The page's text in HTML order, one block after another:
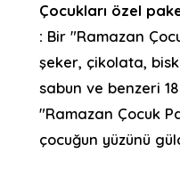
Çocukları özel
: Bir "Ramazan
şeker, çikolata,
sabun ve benzeri
"Ramazan Çocuk
çocuğun yüzünü